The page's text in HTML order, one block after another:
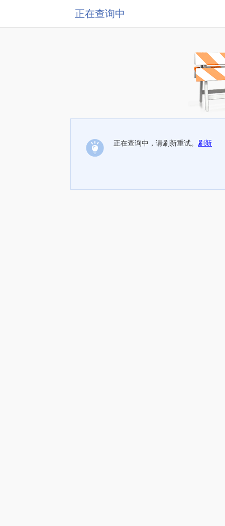
正在查询中
正在查询中，请刷新重试。 刷新